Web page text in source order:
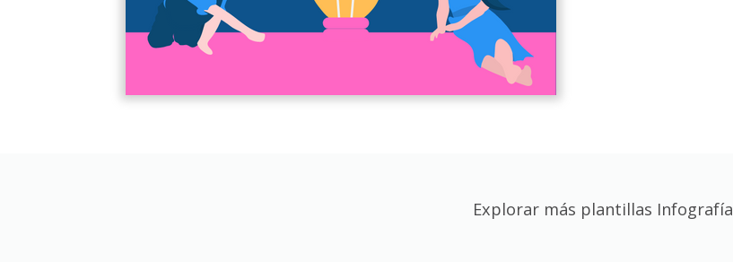
Explorar más plantillas Infografía